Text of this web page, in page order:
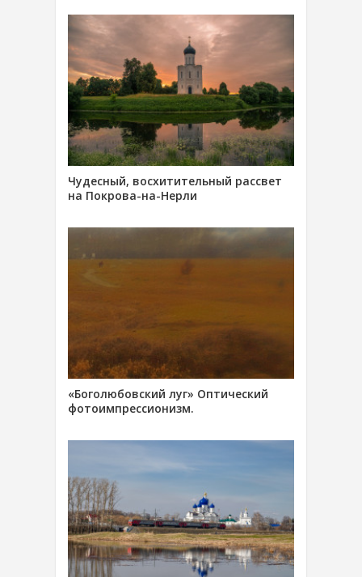
Чудесный, восхитительный рассвет
на Покрова-на-Нерли
«Боголюбовский луг» Оптический
фотоимпрессионизм.